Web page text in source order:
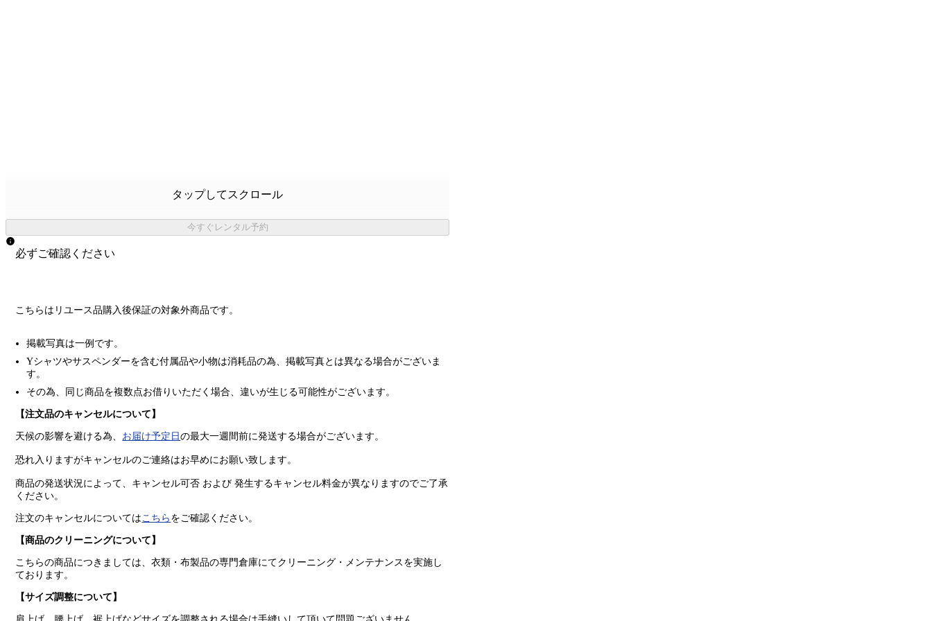
タップしてスクロール
今すぐレンタル予約
必ずご確認ください
こちらはリユース品購入後保証の対象外商品です。
掲載写真は一例です。
Yシャツやサスペンダーを含む付属品や小物は消耗品の為、掲載写真とは異なる場合がございま
す。
その為、同じ商品を複数点お借りいただく場合、違いが生じる可能性がございます。
【注文品のキャンセルについて】
天候の影響を避ける為、 お届け予定日の最大一週間前に発送する場合がございます。
恐れ入りますがキャンセルのご連絡はお早めにお願い致します。
商品の発送状況によって、キャンセル可否 および 発生するキャンセル料金が異なりますのでご了承
ください。
注文のキャンセルについてはこちら をご確認ください。
【商品のクリーニングについて】
こちらの商品につきましては、衣類・布製品の専門倉庫にてクリーニング・メンテナンスを実施し
ております。
【サイズ調整について】